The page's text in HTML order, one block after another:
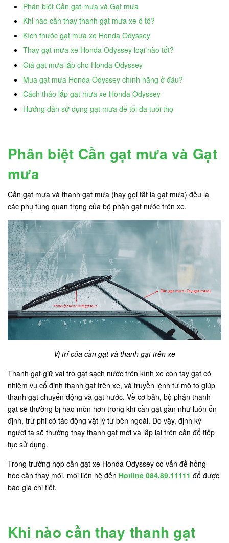
Phân biệt Cần gạt mưa và Gạt mưa
Khi nào cần thay thanh gạt mưa xe ô tô?
Kích thước gạt mưa xe Honda Odyssey
Thay gạt mưa xe Honda Odyssey loại nào tốt?
Giá gạt mưa lắp cho Honda Odyssey
Mua gạt mưa Honda Odyssey chính hãng ở đâu?
Cách tháo lắp gạt mưa xe Honda Odyssey
Hướng dẫn sử dụng gạt mưa để tối đa tuổi thọ
Phân biệt Cần gạt mưa và Gạt
mưa
Cần gạt mưa và thanh gạt mưa (hay gọi tắt là gạt mưa) đều là
các phụ tùng quan trọng của bộ phận gạt nước trên xe.
Vị trí của cần gạt và thanh gạt trên xe
Thanh gạt giữ vai trò gạt sạch nước trên kính xe còn tay gạt có
nhiệm vụ cố định thanh gạt trên xe, và truyền lệnh từ mô tơ giúp
thanh gạt chuyển động và gạt nước. Về cơ bản, bộ phận thanh
gạt sẽ thường bị hao mòn hơn trong khi cần gạt gần như luôn ổn
định, trừ phi có tác động vật lý từ bên ngoài. Do vậy, định kỳ
người ta sẽ thường thay thanh gạt mới và lắp lại trên cần để tiếp
tục sử dụng.
Trong trường hợp cần gạt xe Honda Odyssey có vấn đề hỏng
hóc cần thay mới, mời liên hệ đến Hotline 084.89.11111 để được
báo giá chi tiết.
Khi nào cần thay thanh gạt